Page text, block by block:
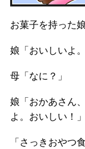
お菓子を持った
娘「おいしいよ
母「なに？」
娘「おかあさん
よ。おいしい！」
「さっきおやつ